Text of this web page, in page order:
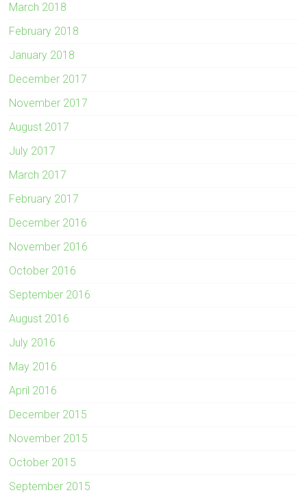
March 2018
February 2018
January 2018
December 2017
November 2017
August 2017
July 2017
March 2017
February 2017
December 2016
November 2016
October 2016
September 2016
August 2016
July 2016
May 2016
April 2016
December 2015
November 2015
October 2015
September 2015